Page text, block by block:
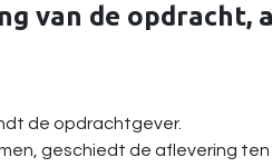
van de opdracht,
de opdrachtgever.
geschiedt de aflevering